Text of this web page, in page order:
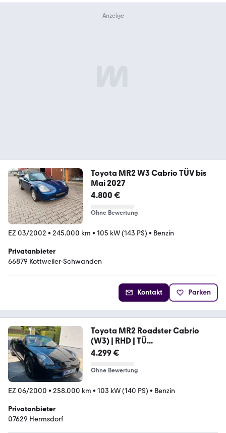
Toyota MR2 W3 Cabrio TÜV bis
Mai 2027
4.800 €
Ohne Bewertung
EZ 03/2002 • 245.000 km • 105 kW (143 PS) • Benzin
Privatanbieter
66879 Kottweiler-Schwanden
Kontakt Parken
Toyota MR2 Roadster Cabrio
(W3) | RHD | TÜ...
4.299 €
Ohne Bewertung
EZ 06/2000 • 258.000 km • 103 kW (140 PS) • Benzin
Privatanbieter
07629 Hermsdorf